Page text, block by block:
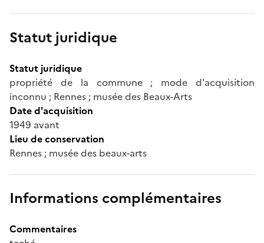
Statut juridique
Statut juridique
propriété de la commune ; mode d'acquisition
inconnu ; Rennes ; musée des Beaux-Arts
Date d'acquisition
1949 avant
Lieu de conservation
Rennes ; musée des beaux-arts
Informations complémentaires
Commentaires